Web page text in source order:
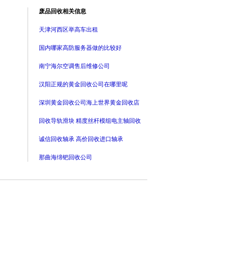
废品回收相关信息
天津河西区举高车出租
国内哪家高防服务器做的比较好
南宁海尔空调售后维修公司
汉阳正规的黄金回收公司在哪里呢
深圳黄金回收公司海上世界黄金回收店
回收导轨滑块 精度丝杆模组电主轴回收
诚信回收轴承 高价回收进口轴承
那曲海绵钯回收公司